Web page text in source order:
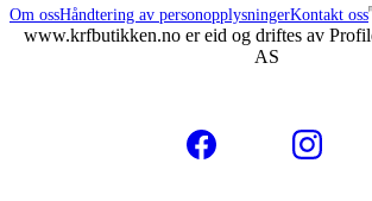
Om ossHåndtering av personopplysningerKontakt oss
www.krfbutikken.no er eid og driftes av
AS